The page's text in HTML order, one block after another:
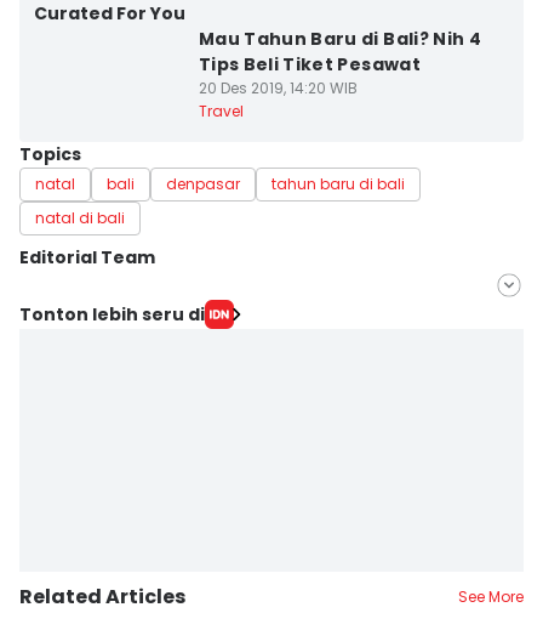
Curated For You
Mau Tahun Baru di Bali? Nih 4
Tips Beli Tiket Pesawat
20 Des 2019, 14:20 WIB
Travel
Topics
natal bali denpasar
tahun baru di bali
natal di bali
Editorial Team
Editor
Tonton lebih seru di
Related Articles See More